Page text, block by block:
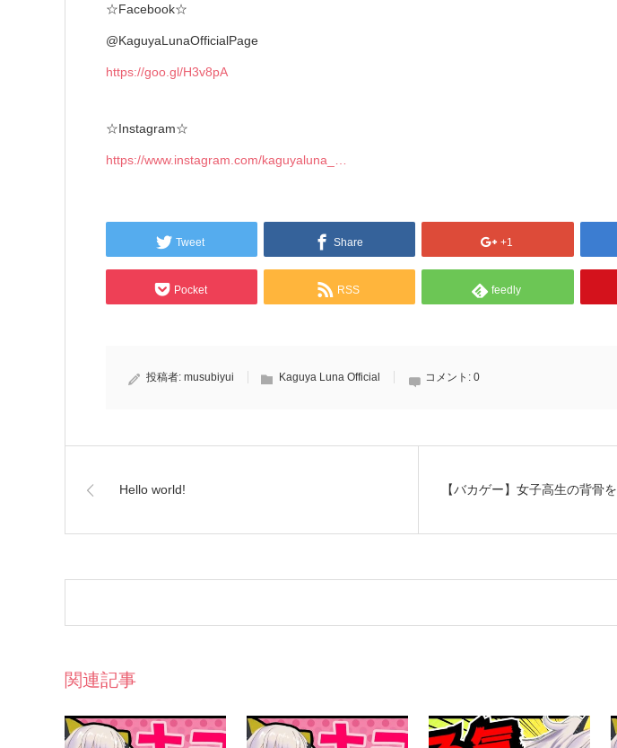
☆Facebook☆
@KaguyaLunaOfficialPage
https://goo.gl/H3v8pA
☆Instagram☆
https://www.instagram.com/kaguyaluna_…
Tweet Share +1
Pocket RSS feedly
投稿者: musubiyui Kaguya Luna Official コメント: 0
Hello world! 【バカゲー】女子高生の背骨
関連記事